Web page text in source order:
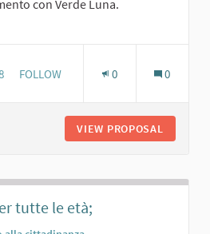
con Verde Luna.
8 FOLLOWERS
FOLLOW 0 0
VIEW PROPOSAL
tutte le età;